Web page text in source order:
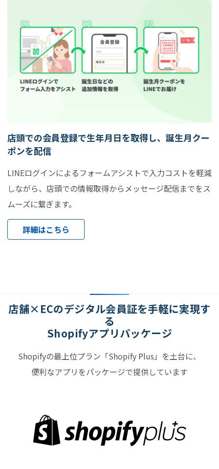
店頭での会員登録で生年月日を取得し、誕生月クー
ポンを配信
LINEログインによるフォームアシストで入力コストを軽減
しながら、店頭での情報取得からメッセージ配信までをス
ムーズに繋ぎます。
詳細はこちら
店舗×ECのデジタル会員証を手軽に実現す
る
Shopifyアプリパッケージ
Shopifyの最上位プラン「Shopify Plus」を土台に、
便利なアプリをパッケージで提供しています